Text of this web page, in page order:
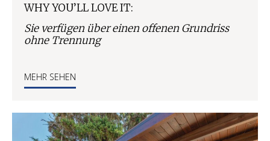
WHY YOU’LL LOVE IT:
Sie verfügen über einen offenen Grundriss
ohne Trennung
MEHR SEHEN